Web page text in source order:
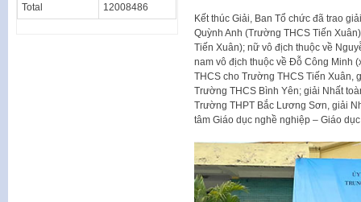
Kết thúc Giải, Ban Tổ chức đã trao
Quỳnh Anh (Trường THCS Tiến
Tiến Xuân); nữ vô địch thuộc về
nam vô địch thuộc về Đỗ Công Minh
THCS cho Trường THCS Tiến Xuân,
Trường THCS Bình Yên; giải Nhất
Trường THPT Bắc Lương Sơn, giải
tâm Giáo dục nghề nghiệp – Giáo
Total 12008486